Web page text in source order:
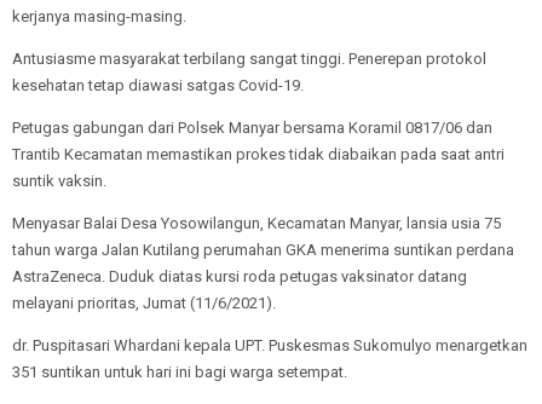
kerjanya masing-masing.
Antusiasme masyarakat terbilang sangat tinggi. Penerepan protokol
kesehatan tetap diawasi satgas Covid-19.
Petugas gabungan dari Polsek Manyar bersama Koramil 0817/06 dan
Trantib Kecamatan memastikan prokes tidak diabaikan pada saat antri
suntik vaksin.
Menyasar Balai Desa Yosowilangun, Kecamatan Manyar, lansia usia 75
tahun warga Jalan Kutilang perumahan GKA menerima suntikan perdana
AstraZeneca. Duduk diatas kursi roda petugas vaksinator datang
melayani prioritas, Jumat (11/6/2021).
dr. Puspitasari Whardani kepala UPT. Puskesmas Sukomulyo menargetkan
351 suntikan untuk hari ini bagi warga setempat.